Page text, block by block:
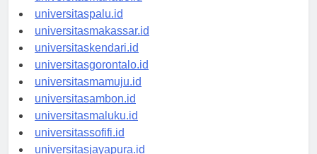
universitasmanado.id
universitaspalu.id
universitasmakassar.id
universitaskendari.id
universitasgorontalo.id
universitasmamuju.id
universitasambon.id
universitasmaluku.id
universitassofifi.id